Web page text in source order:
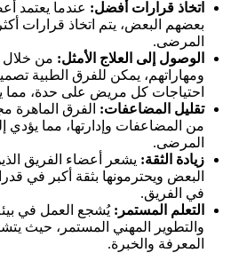
اتخاذ قرارات أفضل: عندما يعتمد
بعضهم البعض، يتم اتخاذ قرارات
المرضى.
الوصول إلى العلاج الأمثل: من خلال
ومهاراتهم، يمكن للفرق الطبية
احتياجات كل مريض على حدة، مما
تقليل المضاعفات: الفرق الماهرة
من المضاعفات وإدارتها، مما
المرضى.
زيادة الثقة: يشعر أعضاء الفريق
البعض ويحترمونها بثقة أكبر في
في الفريق.
التعلم المستمر: يُشجع العمل في
والتطوير المهني المستمر، حيث
المعرفة والخبرة.